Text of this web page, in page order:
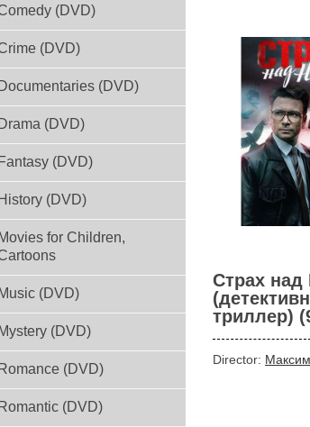
(DVD)
(DVD)
Documentaries (DVD)
Drama (DVD)
Fantasy (DVD)
History (DVD)
Movies for Children,
Music (DVD)
Mystery (DVD)
Romance (DVD)
Romantic (DVD)
Страх над
триллер)
Director: